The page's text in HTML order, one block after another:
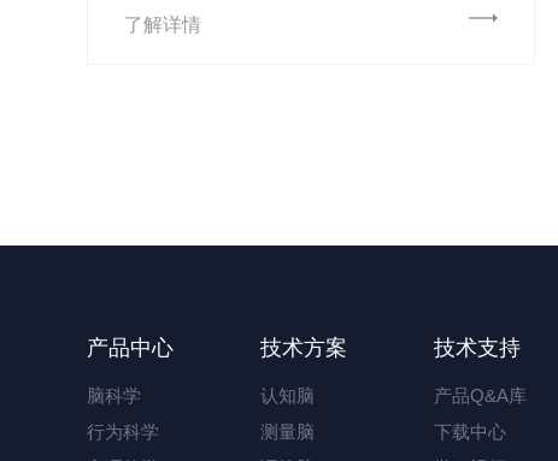
了解详情
产品中心
脑科学
行为科学
技术方案
认知脑
测量脑
技术支持
产品Q&A库
下载中心